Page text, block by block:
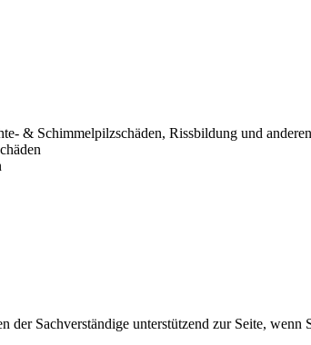
& Schimmelpilzschäden, Rissbildung und
Sachverständige unterstützend zur Seite, wenn